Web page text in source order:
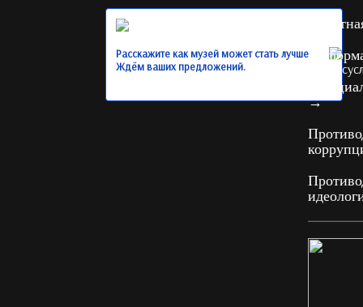
Расскажите как музей может стать лучше.
Ждём ваших предложений.
→